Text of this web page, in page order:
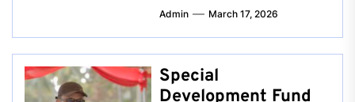
Admin March 17, 2026
Special
Development Fund